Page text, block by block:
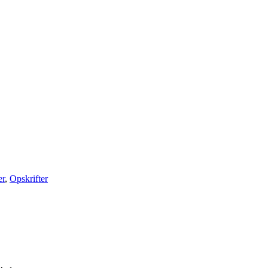
, Opskrifter